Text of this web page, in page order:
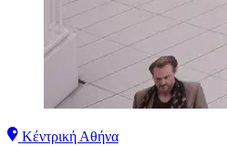
Κέντρική Αθήνα